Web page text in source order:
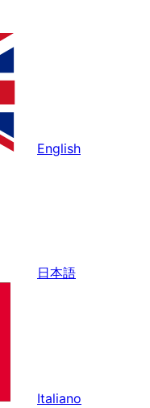
English
日本語
Italiano